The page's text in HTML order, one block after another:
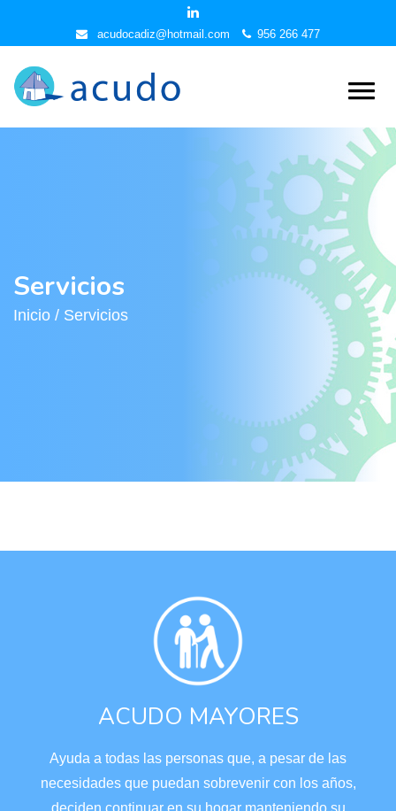
acudocadiz@hotmail.com 956 266 477
Servicios
Inicio / Servicios
ACUDO MAYORES
Ayuda a todas las personas que, a pesar de las
necesidades que puedan sobrevenir con los años,
deciden continuar en su hogar manteniendo su